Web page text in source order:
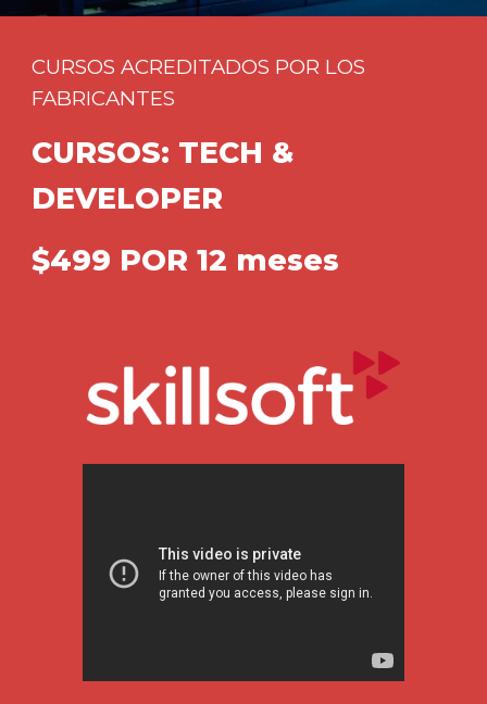
CURSOS ACREDITADOS POR LOS
FABRICANTES
CURSOS: TECH &
DEVELOPER
$499 POR12 meses